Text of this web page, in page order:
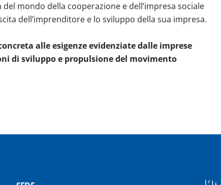
mondo della cooperazione e dell’impresa sociale
dell’imprenditore e lo sviluppo della sua impresa.
alle esigenze evidenziate dalle imprese
di sviluppo e propulsione del movimento